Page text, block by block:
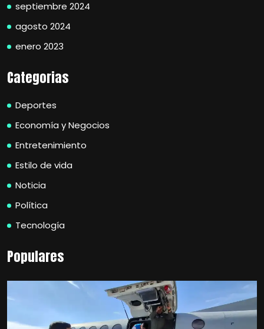
septiembre 2024
agosto 2024
enero 2023
Categorias
Deportes
Economía y Negocios
Entretenimiento
Estilo de vida
Noticia
Política
Tecnología
Populares